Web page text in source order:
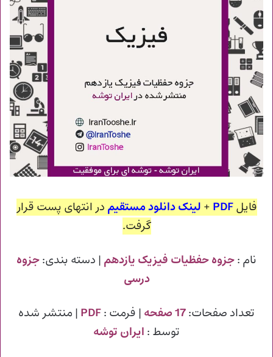
فایلPDF
+ لینک دانلود مستقیم در انتهای پست قرار
گرفت.
نام :جزوه حفظیات فیزیک یازدهم | دسته بندی:جزوه
درسی
تعداد صفحات:17 صفحه | فرمت :
| منتشر شده
توسط : ایران توشه